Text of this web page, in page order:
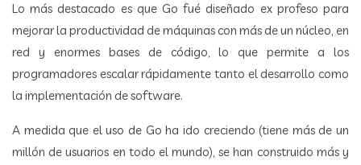
Lo más destacado es que Go fué diseñado ex profeso para
mejorar la productividad de máquinas con más de un núcleo, en
red y enormes bases de código, lo que permite a los
programadores escalar rápidamente tanto el desarrollo como
la implementación de software.
A medida que el uso de Go ha ido creciendo (tiene más de un
millón de usuarios en todo el mundo), se han construido más y